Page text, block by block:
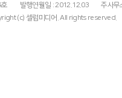
발행연월일 : 2012.12.03
주사무
(c) 셀럽미디어. All rights reserved.